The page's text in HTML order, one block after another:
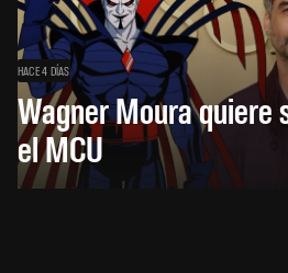
HACE 4 DÍAS
Wagner Moura quiere
el MCU